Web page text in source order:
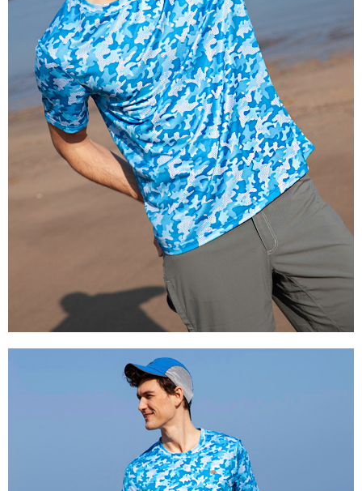
【注意事項】
１．透過由恩沛科技股份有限公司提供之「AFTEE先享後付」服務完成之交
易，需依本服務之必要範圍內提供個人資料，並將交易相關給付款項請求債
權轉讓予恩沛科技股份有限公司。
２．關於個人資料處理事宜，請瀏覽以下網址：
https://aftee.tw/terms/#terms3
３．未成年的使用者請事先徵得法定代理人或監護人之同意方可使用
「AFTEE先享後付」，若未經同意申辦者引起之損失，本公司不負相關責
４．使用「AFTEE先享後付」時，將依據個別帳號之用戶狀況，依本公司即
時審查核予不同之上限額度；若仍有額度不足之情形，本公司將視審查結果
請求用戶進行身份認證。
５．嚴禁一人註冊多個帳號或使用他人資訊註冊。若發現惡意使用之情形，
恩沛科技股份有限公司將有權停止該用戶之使用額度並採取法律行動。